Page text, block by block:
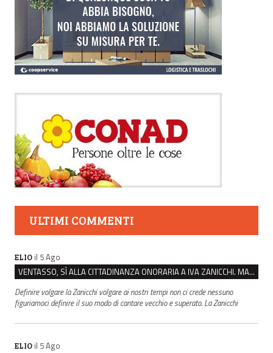
ULTIMI COMMENTI
ELIO il 5 Ago
VENTASSO, SÌ ALLA CITTADINANZA ONORARIA A IVA ZANICCHI. MA BARGIACCHI: “È DI PESSIMO GUSTO”
Definire volgare la Zanicchi volgare ai nostri tempi non ci crede nessuno
figuriamoci definire il suo modo di cantare vecchio e superato. La Zanicchi
ELIO il 5 Ago